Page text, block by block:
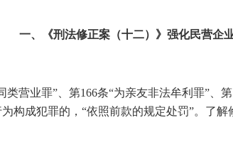
一、《刑法修正案（十二）》强化民营企
类营业罪”、第166条“为亲友非法牟利罪”、第
构成犯罪的，“依照前款的规定处罚”。了